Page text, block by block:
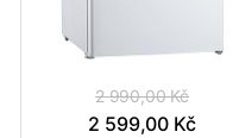
2 990,00 Kč
2 599,00 Kč